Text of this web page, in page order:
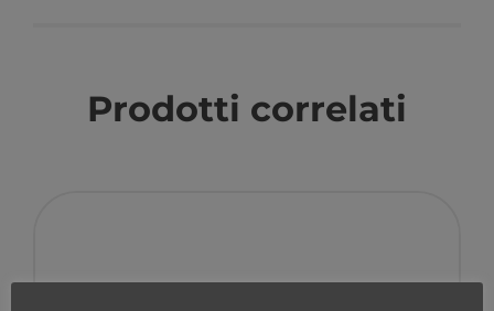
Prodotti correlati